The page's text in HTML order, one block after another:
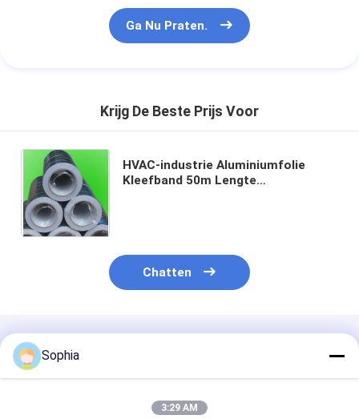
Ga Nu Praten.
Krijg De Beste Prijs Voor
HVAC-industrie Aluminiumfolie
Kleefband 50m Lengte
Chatten
Geadviseerde Producten
Sophia
3:29 AM